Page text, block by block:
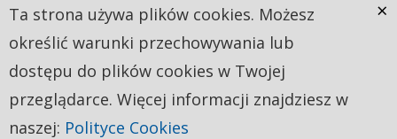
Ta strona używa plików cookies. Możesz
określić warunki przechowywania lub
dostępu do plików cookies w Twojej
przeglądarce. Więcej informacji znajdziesz w
naszej: Polityce Cookies
×